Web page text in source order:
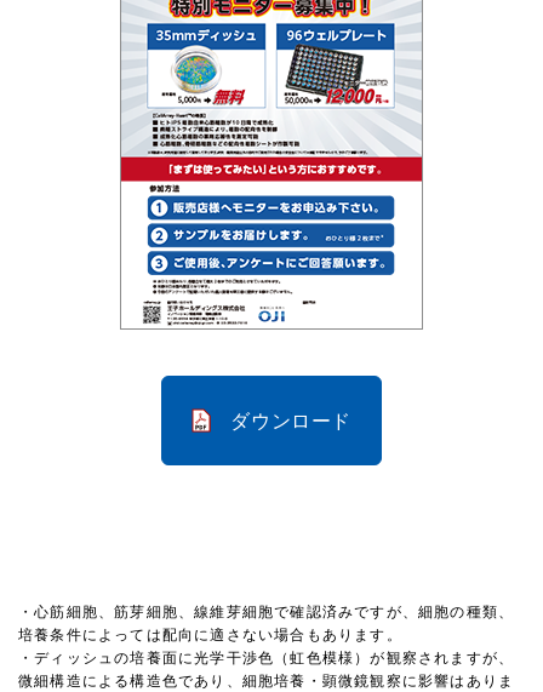
ダウンロード
・心筋細胞、筋芽細胞、線維芽細胞で確認済みですが、細胞の種類、
培養条件によっては配向に適さない場合もあります。
・ディッシュの培養面に光学干渉色（虹色模様）が観察されますが、
微細構造による構造色であり、細胞培養・顕微鏡観察に影響はありま